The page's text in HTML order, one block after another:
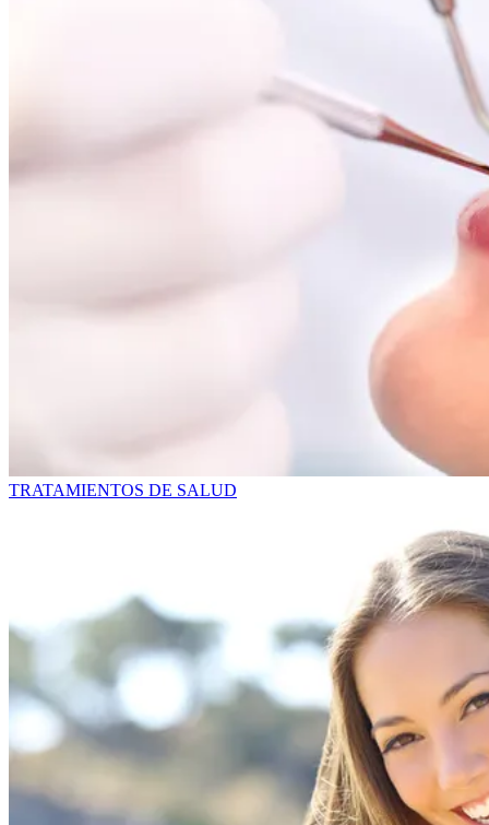
TRATAMIENTOS DE SALUD